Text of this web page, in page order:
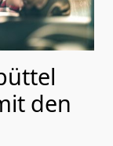
den